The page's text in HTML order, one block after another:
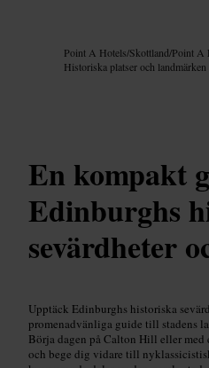
Point A Hotels/Skottland/Point A
Historiska platser och landmärken
En kompakt
Edinburghs
sevärdheter
Upptäck Edinburghs historiska
promenadvänliga guide till stadens
Börja dagen på Calton Hill eller
och bege dig vidare till